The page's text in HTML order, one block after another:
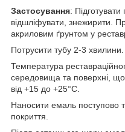
Застосування:
відшліфувати, знежирити.
акриловим ґрунтом у
Потрусити тубу 2-3 хвилини.
Температура
середовища та поверхні,
від +15 до +25°С.
Наносити емаль поступово
покриття.